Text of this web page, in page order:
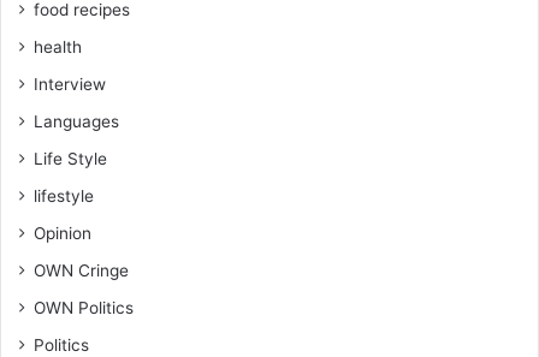
food recipes
health
Interview
Languages
Life Style
lifestyle
Opinion
OWN Cringe
OWN Politics
Politics